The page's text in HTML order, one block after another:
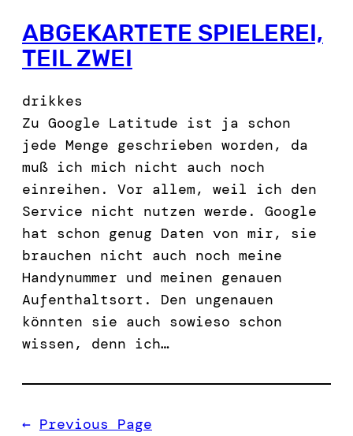
ABGEKARTETE SPIELEREI,
TEIL ZWEI
drikkes
Zu Google Latitude ist ja schon
jede Menge geschrieben worden, da
muß ich mich nicht auch noch
einreihen. Vor allem, weil ich den
Service nicht nutzen werde. Google
hat schon genug Daten von mir, sie
brauchen nicht auch noch meine
Handynummer und meinen genauen
Aufenthaltsort. Den ungenauen
könnten sie auch sowieso schon
wissen, denn ich…
← Previous Page